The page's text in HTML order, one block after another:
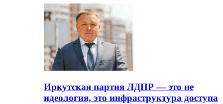
Иркутская партия ЛДПР — это не
идеология, это инфраструктура доступа